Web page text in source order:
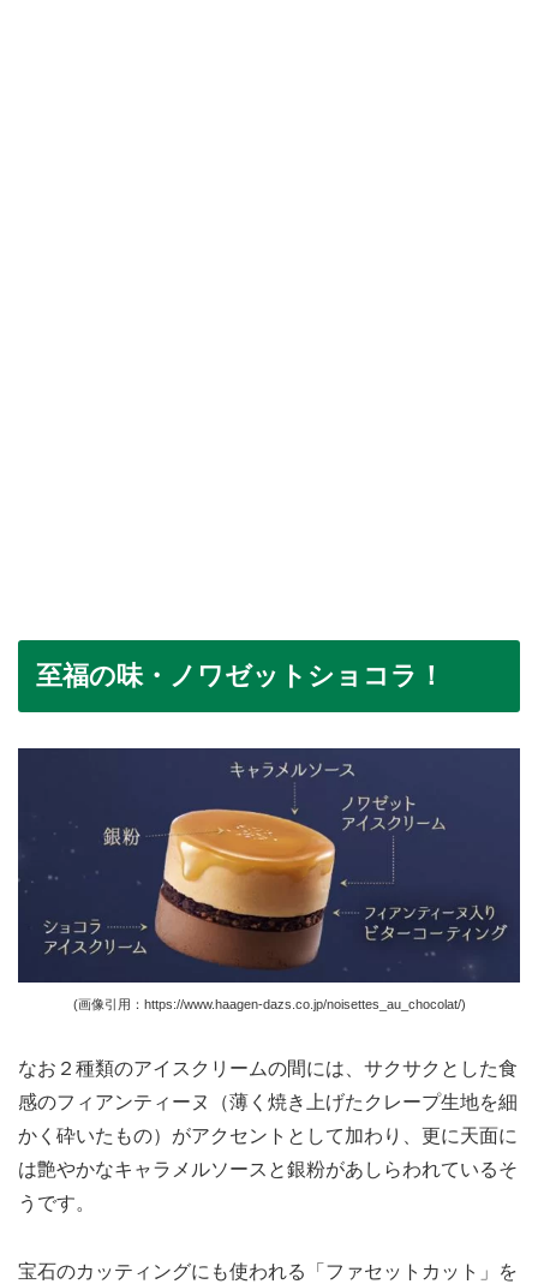
至福の味・ノワゼットショコラ！
(画像引用：https://www.haagen-dazs.co.jp/noisettes_au_chocolat/)
なお２種類のアイスクリームの間には、サクサクとした食
感のフィアンティーヌ（薄く焼き上げたクレープ生地を細
かく砕いたもの）がアクセントとして加わり、更に天面に
は艶やかなキャラメルソースと銀粉があしらわれているそ
うです。
宝石のカッティングにも使われる「ファセットカット」を